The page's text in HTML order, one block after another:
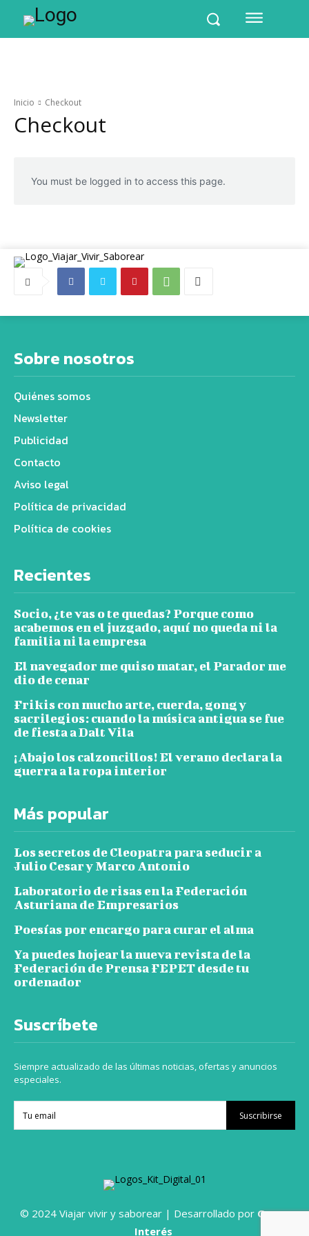
Inicio Checkout
Checkout
You must be logged in to access this page.
Sobre nosotros
Quiénes somos
Newsletter
Publicidad
Contacto
Aviso legal
Política de privacidad
Política de cookies
Recientes
Socio, ¿te vas o te quedas? Porque como
acabemos en el juzgado, aquí no queda ni la
familia ni la empresa
El navegador me quiso matar, el Parador me
dio de cenar
Frikis con mucho arte, cuerda, gong y
sacrilegios: cuando la música antigua se fue
de fiesta a Dalt Vila
¡Abajo los calzoncillos! El verano declara la
guerra a la ropa interior
Más popular
Los secretos de Cleopatra para seducir a
Julio Cesar y Marco Antonio
Laboratorio de risas en la Federación
Asturiana de Empresarios
Poesías por encargo para curar el alma
Ya puedes hojear la nueva revista de la
Federación de Prensa FEPET desde tu
ordenador
Suscríbete
Siempre actualizado de las últimas noticias, ofertas y anuncios
especiales.
Suscribirse
© 2024 Viajar vivir y saborear | Desarrollado por Grupo
Interés